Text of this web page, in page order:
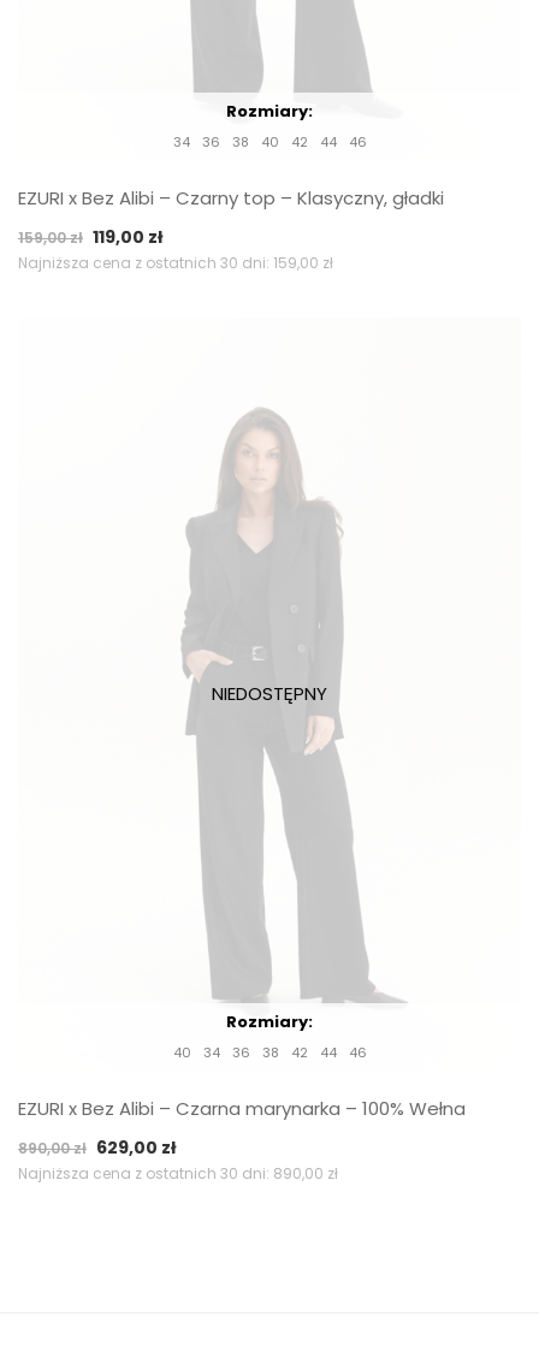
Rozmiary:
34 36 38 40 42 44 46
EZURI x Bez Alibi – Czarny top – Klasyczny, gładki
159,00zł Pierwotna
cena
119,00 złAktualna
cena
Najniższa cena z ostatnich 30 dni: 159,00 zł
Rozmiary:
40 34 36 38 42 44 46
EZURI x Bez Alibi – Czarna marynarka – 100% Wełna
890,00zł Pierwotna
cena
629,00 złAktualna
cena
Najniższa cena z ostatnich 30 dni: 890,00 zł